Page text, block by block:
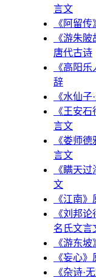
言文
《阿留
《游朱
唐代古诗
《高阳
辞
《水仙
《王安
言文
《娄师
言文
《瞒天
文
《江南
《刘邦
名氏文言
《游东
《妄心
《杂诗·